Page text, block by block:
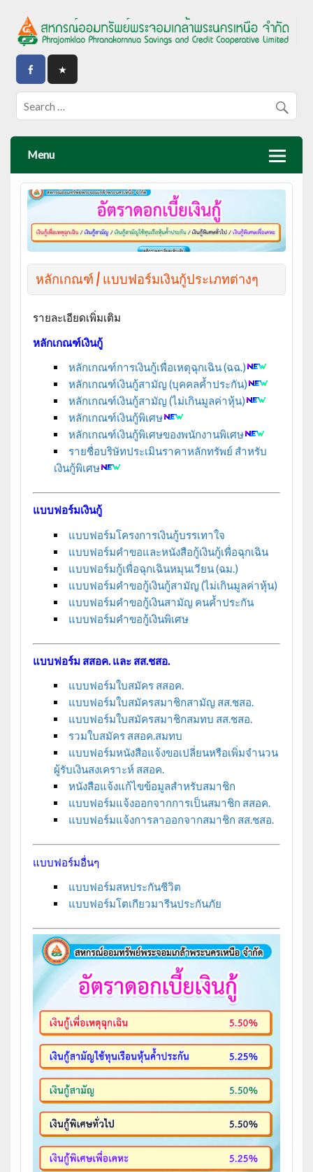
Menu
หลักเกณฑ์ / แบบฟอร์มเงินกู้ประเภทต่างๆ
รายละเอียดเพิ่มเติม
หลักเกณฑ์เงินกู้
หลักเกณฑ์การเงินกู้เพื่อเหตุฉุกเฉิน (ฉฉ.)
หลักเกณฑ์เงินกู้สามัญ (บุคคลค้ำประกัน)
หลักเกณฑ์เงินกู้สามัญ (ไม่เกินมูลค่าหุ้น)
หลักเกณฑ์เงินกู้พิเศษ
หลักเกณฑ์เงินกู้พิเศษของพนักงานพิเศษ
รายชื่อบริษัทประเมินราคาหลักทรัพย์ สำหรับ
เงินกู้พิเศษ
แบบฟอร์มเงินกู้
แบบฟอร์มโครงการเงินกู้บรรเทาใจ
แบบฟอร์มคำขอและหนังสือกู้เงินกู้เพื่อฉุกเฉิน
แบบฟอร์มกู้เพื่อฉุกเฉินหมุนเวียน (ฉม.)
แบบฟอร์มคำขอกู้เงินกู้สามัญ (ไม่เกินมูลค่าหุ้น)
แบบฟอร์มคำขอกู้เงินสามัญ คนค้ำประกัน
แบบฟอร์มคำขอกู้เงินพิเศษ
แบบฟอร์ม สสอค. และ สส.ชสอ.
แบบฟอร์มใบสมัคร สสอค.
แบบฟอร์มใบสมัครสมาชิกสามัญ สส.ชสอ.
แบบฟอร์มใบสมัครสมาชิกสมทบ สส.ชสอ.
รวมใบสมัคร สสอค.สมทบ
แบบฟอร์มหนังสือแจ้งขอเปลี่ยนหรือเพิ่มจำนวน
ผู้รับเงินสงเคราะห์ สสอค.
หนังสือแจ้งแก้ไขข้อมูลสำหรับสมาชิก
แบบฟอร์มแจ้งออกจากการเป็นสมาชิก สสอค.
แบบฟอร์มแจ้งการลาออกจากสมาชิก สส.ชสอ.
แบบฟอร์มอื่นๆ
แบบฟอร์มสหประกันชีวิต
แบบฟอร์มโตเกียวมารีนประกันภัย